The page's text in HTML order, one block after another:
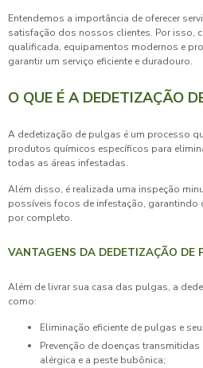
Entendemos a importância de oferecer
satisfação dos nossos clientes. Por isso,
qualificada, equipamentos modernos e
garantir um serviço eficiente e duradouro.
O QUE É A DEDETIZAÇÃO
A dedetização de pulgas é um processo
produtos químicos específicos para
todas as áreas infestadas.
Além disso, é realizada uma inspeção
possíveis focos de infestação, garantindo
por completo.
VANTAGENS DA DEDETIZAÇÃO DE
Além de livrar sua casa das pulgas, a
como:
Eliminação eficiente de pulgas e
Prevenção de doenças transmitidas por pulgas, como a dermatite
alérgica e a peste bubônica;